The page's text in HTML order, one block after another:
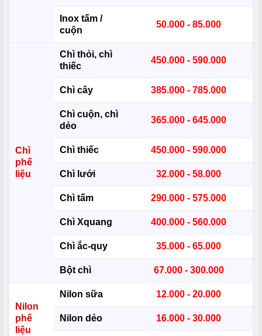
Inox tấm /
cuộn
50.000 - 85.000
Chì
phế
liệu
Chì thỏi, chì
thiếc
450.000 - 590.000
Chì cây 385.000 - 785.000
Chì cuộn, chì
dẻo
365.000 - 645.000
Chì thiếc 450.000 - 590.000
Chì lưới 32.000 - 58.000
Chì tấm 290.000 - 575.000
Chì Xquang 400.000 - 560.000
Chì ắc-quy 35.000 - 65.000
Bột chì 67.000 - 300.000
Nilon
phế
liệu
Nilon sữa 12.000 - 20.000
Nilon dẻo 16.000 - 30.000